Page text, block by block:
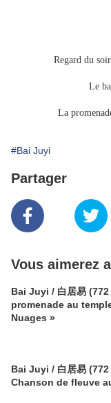
Regard du
Le
La
#Bai Juyi
Partager
Vous aimerez
Bai Juyi / 白居易
promenade au
Nuages »
Bai Juyi / 白居易 (772
Chanson de fleuve